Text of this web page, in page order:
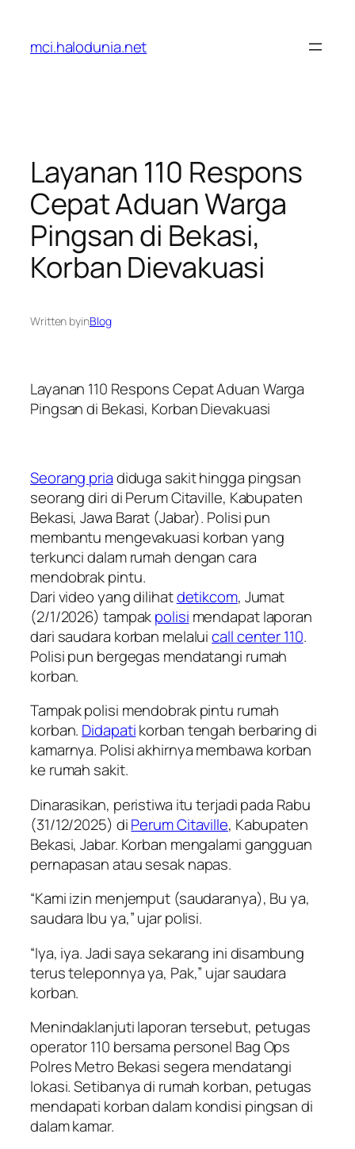
konten
mci.halodunia.net
Layanan 110 Respons
Cepat Aduan Warga
Pingsan di Bekasi,
Korban Dievakuasi
Written byinBlog
Layanan 110 Respons Cepat Aduan Warga
Pingsan di Bekasi, Korban Dievakuasi
Seorang priadiduga sakit hingga pingsan
seorang diri di Perum Citaville, Kabupaten
Bekasi, Jawa Barat (Jabar). Polisi pun
membantu mengevakuasi korban yang
terkunci dalam rumah dengan cara
mendobrak pintu.
Dari video yang dilihatdetikcom, Jumat
(2/1/2026) tampakpolisi mendapat laporan
dari saudara korban melaluicall center 110.
Polisi pun bergegas mendatangi rumah
korban.
Tampak polisi mendobrak pintu rumah
korban. Didapatikorban tengah berbaring di
kamarnya. Polisi akhirnya membawa korban
ke rumah sakit.
Dinarasikan, peristiwa itu terjadi pada Rabu
(31/12/2025) diPerum Citaville, Kabupaten
Bekasi, Jabar. Korban mengalami gangguan
pernapasan atau sesak napas.
“Kami izin menjemput (saudaranya), Bu ya,
saudara Ibu ya,” ujar polisi.
“Iya, iya. Jadi saya sekarang ini disambung
terus teleponnya ya, Pak,” ujar saudara
korban.
Menindaklanjuti laporan tersebut, petugas
operator 110 bersama personel Bag Ops
Polres Metro Bekasi segera mendatangi
lokasi. Setibanya di rumah korban, petugas
mendapati korban dalam kondisi pingsan di
dalam kamar.